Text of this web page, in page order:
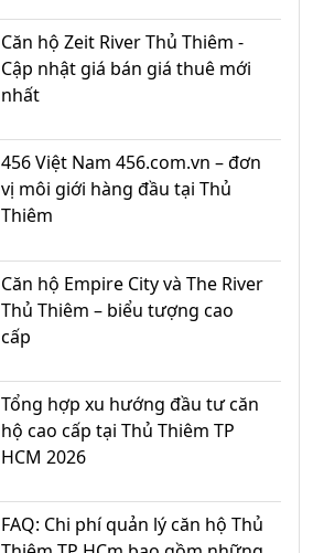
Căn hộ Zeit River Thủ Thiêm -
Cập nhật giá bán giá thuê mới
nhất
456 Việt Nam 456.com.vn – đơn
vị môi giới hàng đầu tại Thủ
Thiêm
Căn hộ Empire City và The River
Thủ Thiêm – biểu tượng cao
cấp
Tổng hợp xu hướng đầu tư căn
hộ cao cấp tại Thủ Thiêm TP
HCM 2026
FAQ: Chi phí quản lý căn hộ Thủ